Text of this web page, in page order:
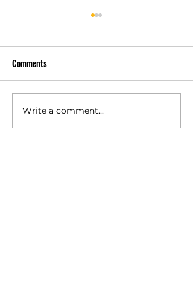
ทำไมไม่ต้องมีหน้าร้านก็
เริ่มได้
Comments
Write a comment...